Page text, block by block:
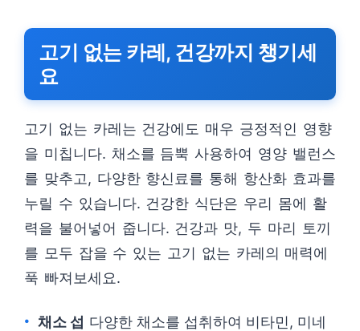
고기 없는 카레, 건강까지 챙기세
요
고기 없는 카레는 건강에도 매우 긍정적인 영향
을 미칩니다. 채소를 듬뿍 사용하여 영양 밸런스
를 맞추고, 다양한 향신료를 통해 항산화 효과를
누릴 수 있습니다. 건강한 식단은 우리 몸에 활
력을 불어넣어 줍니다. 건강과 맛, 두 마리 토끼
를 모두 잡을 수 있는 고기 없는 카레의 매력에
푹 빠져보세요.
채소 섭 다양한 채소를 섭취하여 비타민, 미네